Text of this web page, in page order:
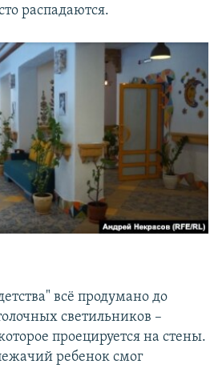
распадаются.
всё продумано до
светильников –
проецируется на стены.
ребенок смог